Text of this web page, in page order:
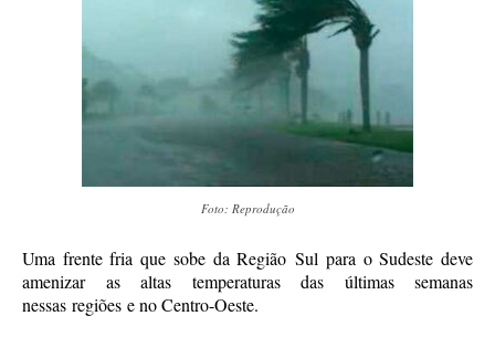
Foto: Reprodução
Uma frente fria que sobe da Região Sul para o Sudeste deve
amenizar as altas temperaturas das últimas semanas
nessas regiões e no Centro-Oeste.